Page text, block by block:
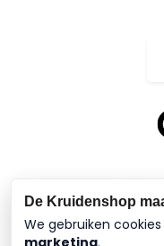
De Kruidenshop
We gebruiken
marketing.